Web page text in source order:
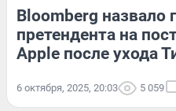
Bloomberg назвало
претендента на
Apple после ухода
6 октября, 2025, 20:03 5 059